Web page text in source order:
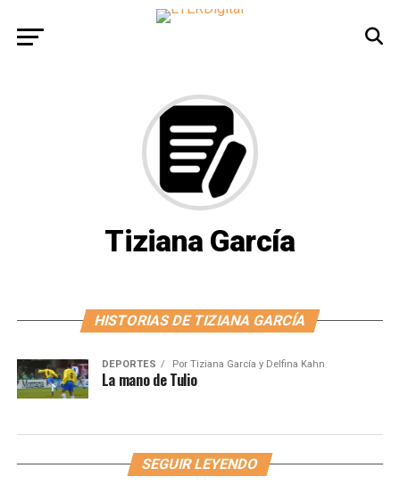
Tiziana García
HISTORIAS DE TIZIANA GARCÍA
DEPORTES Por Tiziana García y Delfina Kahn
La mano de Tulio
SEGUIR LEYENDO